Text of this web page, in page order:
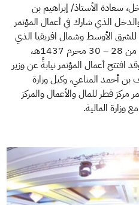
سعادة الأستاذ/ إبراهيم بن
الذي شارك في أعمال المؤتمر
الأوسط وشمال افريقيا الذي
عقد في دولة قطر الشقيقة في الفترة من 28 – 30 محرم 1437هـ،
10-12 نوفمبر 2015م. وقد افتتح أعمال المؤتمر نيابةً عن وزير
بن أحمد المناعي، وكيل وزارة
مركز قطر للمال والأعمال والمركز
وزارة المالية.